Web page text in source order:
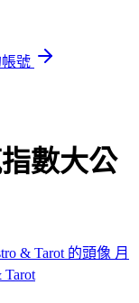
號
數大公
月
Tarot